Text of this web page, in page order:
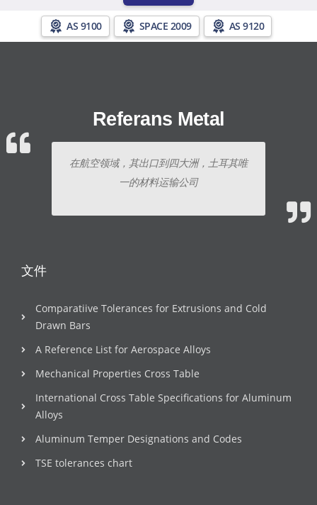
AS 9100 SPACE 2009 AS 9120
Referans Metal
在航空领域，其出口到四大洲，土耳其唯
一的材料运输公司
文件
Comparatiive Tolerances for Extrusions and Cold
Drawn Bars
A Reference List for Aerospace Alloys
Mechanical Properties Cross Table
International Cross Table Specifications for Aluminum
Alloys
Aluminum Temper Designations and Codes
TSE tolerances chart